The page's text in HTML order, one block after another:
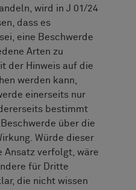
wird in J 01/24
dass es
eine Beschwerde
Arten zu
der Hinweis auf die
werden kann,
einerseits nur
bestimmt
über die
Würde dieser
Ansatz verfolgt, wäre
für Dritte
die nicht wissen